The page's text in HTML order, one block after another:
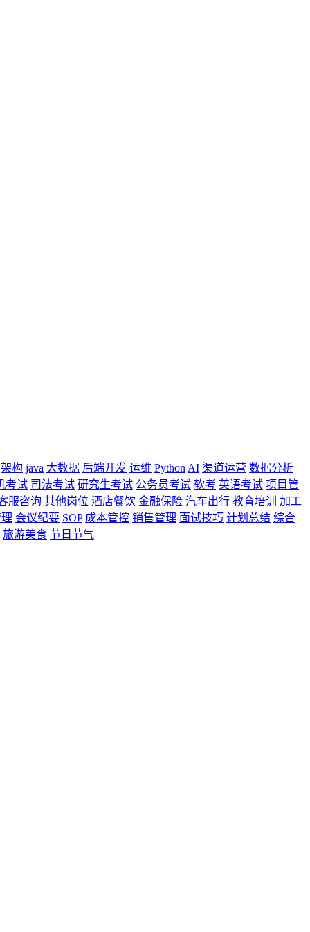
架构 java 大数据 后端开发 运维 Python AI 渠道运营 数据分析
考试 司法考试 研究生考试 公务员考试 软考 英语考试 项目管
服咨询 其他岗位 酒店餐饮 金融保险 汽车出行 教育培训
加工
会议纪要 SOP 成本管控 销售管理 面试技巧 计划总结 综合
旅游美食 节日节气